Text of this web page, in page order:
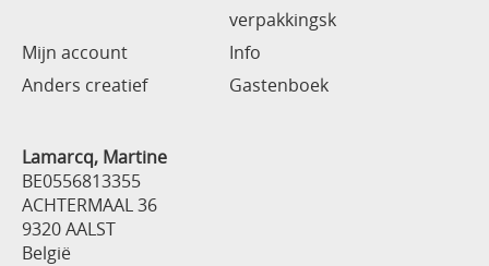
verpakkingsk
Mijn account
Info
Anders creatief
Gastenboek
Lamarcq, Martine
BE0556813355
ACHTERMAAL 36
9320 AALST
België